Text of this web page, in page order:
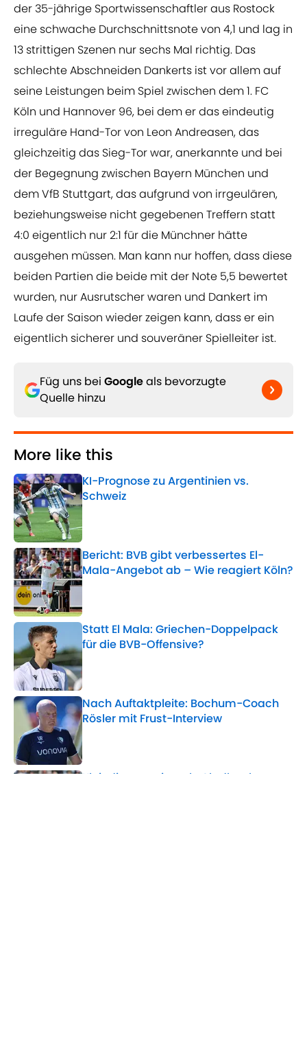
der 35-jährige Sportwissenschaftler aus Rostock
eine schwache Durchschnittsnote von 4,1 und lag in
13 strittigen Szenen nur sechs Mal richtig. Das
schlechte Abschneiden Dankerts ist vor allem auf
seine Leistungen beim Spiel zwischen dem 1. FC
Köln und Hannover 96, bei dem er das eindeutig
irreguläre Hand-Tor von Leon Andreasen, das
gleichzeitig das Sieg-Tor war, anerkannte und bei
der Begegnung zwischen Bayern München und
dem VfB Stuttgart, das aufgrund von irrgeulären,
beziehungsweise nicht gegebenen Treffern statt
4:0 eigentlich nur 2:1 für die Münchner hätte
ausgehen müssen. Man kann nur hoffen, dass diese
beiden Partien die beide mit der Note 5,5 bewertet
wurden, nur Ausrutscher waren und Dankert im
Laufe der Saison wieder zeigen kann, dass er ein
eigentlich sicherer und souveräner Spielleiter ist.
Füg uns bei Googleals bevorzugte
Quelle hinzu
More like this
KI-Prognose zu Argentinien vs.
Schweiz
Published by on Invalid Date
Bericht: BVB gibt verbessertes El-
Mala-Angebot ab – Wie reagiert Köln?
Published by on Invalid Date
Statt El Mala: Griechen-Doppelpack
für die BVB-Offensive?
Published by on Invalid Date
Nach Auftaktpleite: Bochum-Coach
Rösler mit Frust-Interview
Published by on Invalid Date
Kleindienst weiter als Gladbach-